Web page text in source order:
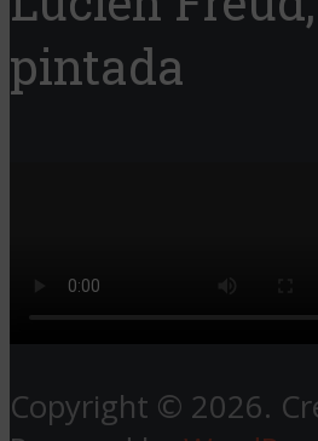
pintada
Copyright © 2026.